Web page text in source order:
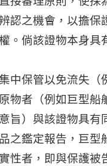
認之機會，以擔保
。倘該證物本身具
中保管以免流失（
物者（例如巨型船
旨）與該證物具有
之鑑定報告，巨型
性者，即與保護被